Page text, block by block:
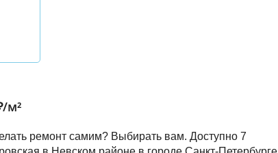
м²
ремонт самим? Выбирать вам. Доступно 7